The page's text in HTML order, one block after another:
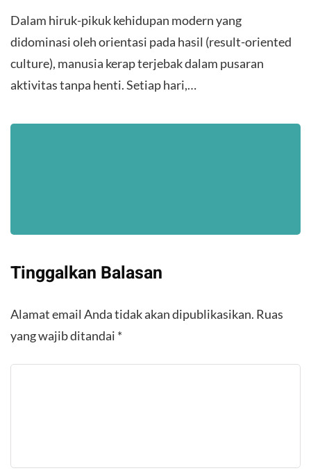
Dalam hiruk-pikuk kehidupan modern yang
didominasi oleh orientasi pada hasil (result-oriented
culture), manusia kerap terjebak dalam pusaran
aktivitas tanpa henti. Setiap hari,…
Tinggalkan Balasan
Alamat email Anda tidak akan dipublikasikan. Ruas
yang wajib ditandai *